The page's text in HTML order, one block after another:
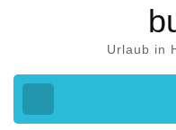
Urlaub in